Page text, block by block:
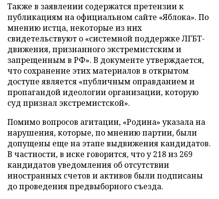
Также в заявлении содержатся претензии к
публикациям на официальном сайте «Яблока». По
мнению истца, некоторые из них
свидетельствуют о «системной поддержке ЛГБТ-
движения, признанного экстремистским и
запрещенным в РФ». В документе утверждается,
что сохранение этих материалов в открытом
доступе является «публичным оправданием и
пропагандой идеологии организации, которую
суд признал экстремистской».
Помимо вопросов агитации, «Родина» указала на
нарушения, которые, по мнению партии, были
допущены еще на этапе выдвижения кандидатов.
В частности, в иске говорится, что у 218 из 269
кандидатов уведомления об отсутствии
иностранных счетов и активов были подписаны
до проведения предвыборного съезда.